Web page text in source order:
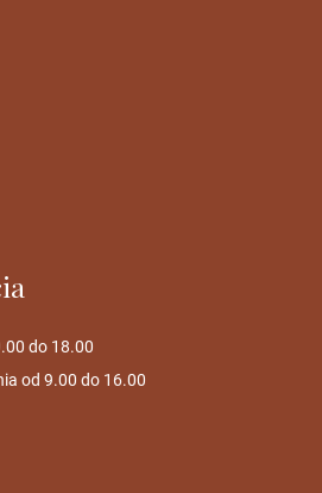
do 18.00
od 9.00 do 16.00